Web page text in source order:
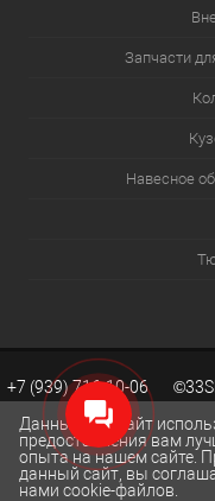
Запчасти
Навесное
+7 (939) 716-10-06
ВАЗ. Каталог
Данный веб-сайт
предоставления вам
опыта на нашем сайте.
данный сайт, вы
нами cookie-файлов.